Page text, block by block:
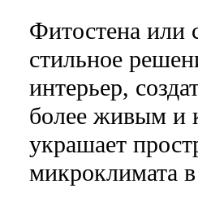
Фитостена или
стильное
интерьер,
более живым и
украшает
микроклимата